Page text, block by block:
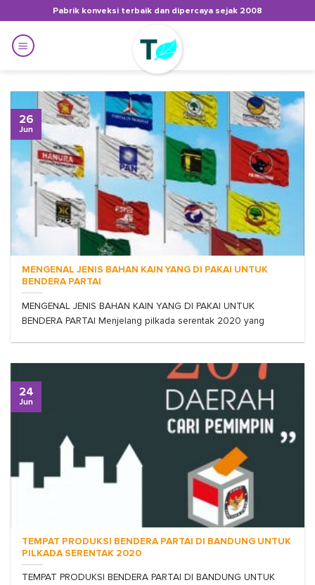
to
content
Pabrik konveksi terbaik dan dipercaya sejak 2008
MENGENAL JENIS BAHAN KAIN YANG DI PAKAI UNTUK
BENDERA PARTAI
MENGENAL JENIS BAHAN KAIN YANG DI PAKAI UNTUK
BENDERA PARTAI Menjelang pilkada serentak 2020 yang
26
Jun
TEMPAT PRODUKSI BENDERA PARTAI DI BANDUNG UNTUK
PILKADA SERENTAK 2020
TEMPAT PRODUKSI BENDERA PARTAI DI BANDUNG UNTUK
24
Jun